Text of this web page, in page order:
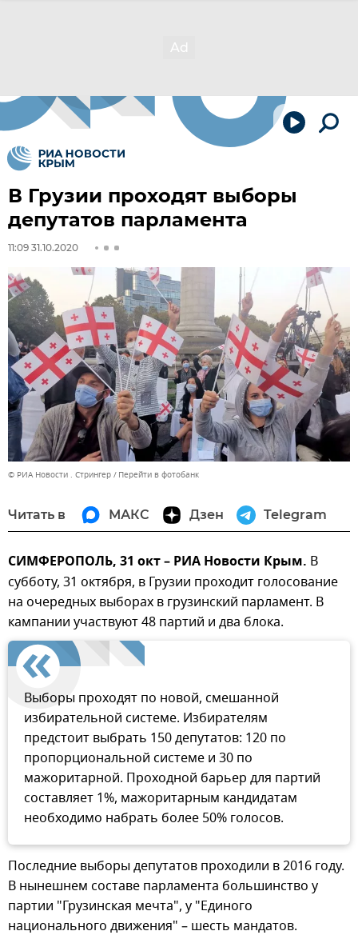
В Грузии проходят выборы
депутатов парламента
11:09 31.10.2020
© РИА Новости . Стрингер Перейти в фотобанк
Читать в МАКС Дзен Telegram
СИМФЕРОПОЛЬ, 31 окт – РИА Новости Крым. В
субботу, 31 октября, в Грузии проходит голосование
на очередных выборах в грузинский парламент. В
кампании участвуют 48 партий и два блока.
Выборы проходят по новой, смешанной
избирательной системе. Избирателям
предстоит выбрать 150 депутатов: 120 по
пропорциональной системе и 30 по
мажоритарной. Проходной барьер для партий
составляет 1%, мажоритарным кандидатам
необходимо набрать более 50% голосов.
Последние выборы депутатов проходили в 2016 году.
В нынешнем составе парламента большинство у
партии "Грузинская мечта", у "Единого
национального движения" – шесть мандатов.